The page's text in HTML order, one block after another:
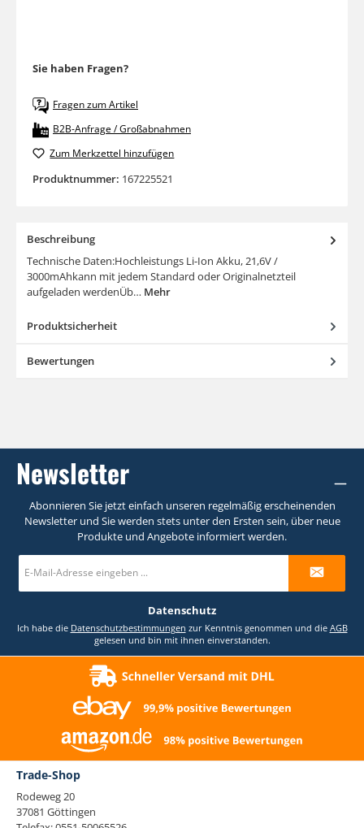
Sie haben Fragen?
Fragen zum Artikel
B2B-Anfrage / Großabnahmen
Zum Merkzettel hinzufügen
Produktnummer: 167225521
Beschreibung
Technische Daten:Hochleistungs Li-Ion Akku, 21,6V /
3000mAhkann mit jedem Standard oder Originalnetzteil
aufgeladen werdenÜb… Mehr
Produktsicherheit
Bewertungen
Newsletter
Abonnieren Sie jetzt einfach unseren regelmäßig erscheinenden
Newsletter und Sie werden stets unter den Ersten sein, über neue
Produkte und Angebote informiert werden.
E-
Mail-
Datenschutz
Ich habe die Datenschutzbestimmungen zur Kenntnis genommen und die AGB
gelesen und bin mit ihnen einverstanden.
Trade-Shop
Rodeweg 20
37081 Göttingen